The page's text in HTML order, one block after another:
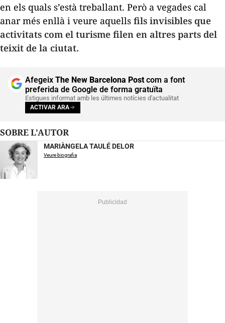
en els quals s’està treballant. Però a vegades cal
anar més enllà i veure aquells fils invisibles que
activitats com el turisme filen en altres parts del
teixit de la ciutat.
Afegeix The New Barcelona Postcom a font
preferida de Google de forma gratuïta
Estigues informat amb les últimes notícies d'actualitat
ACTIVAR ARA
SOBRE L'AUTOR
MARIÀNGELA TAULÉ DELOR
Veure biografia